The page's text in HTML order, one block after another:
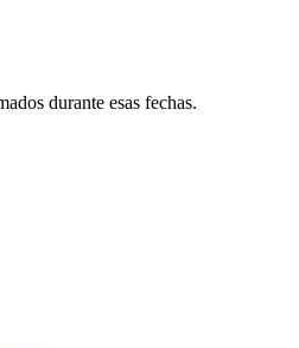
durante esas fechas.